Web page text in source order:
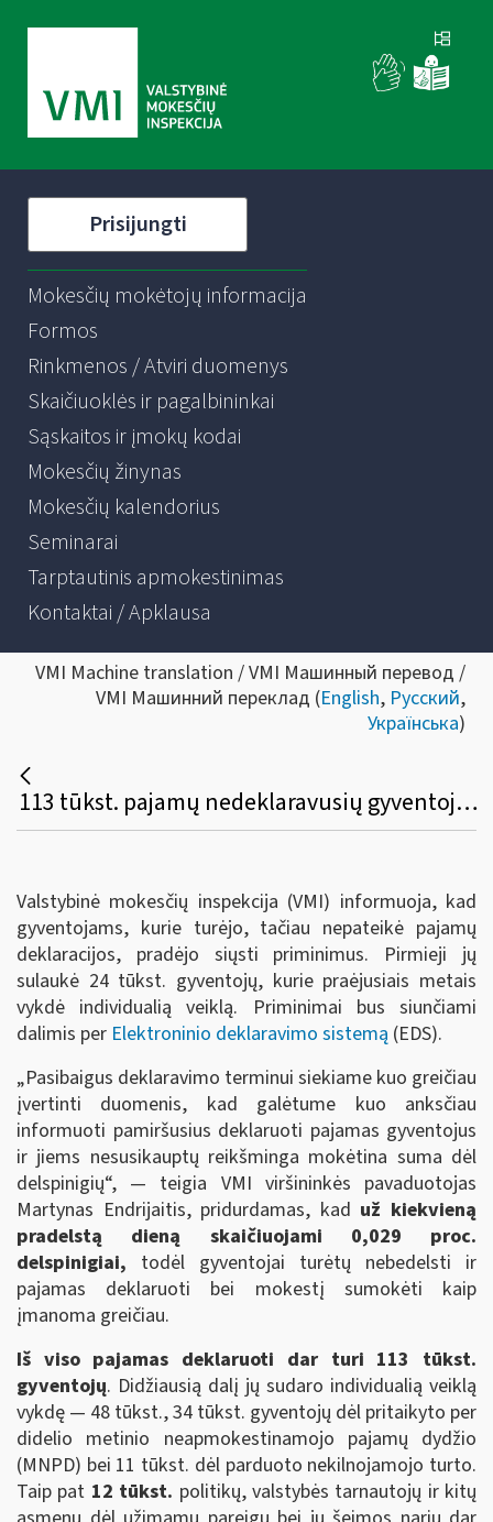
Prisijungti
Mokesčių mokėtojų informacija
Formos
Rinkmenos / Atviri duomenys
Skaičiuoklės ir pagalbininkai
Sąskaitos ir įmokų kodai
Mokesčių žinynas
Mokesčių kalendorius
Seminarai
Tarptautinis apmokestinimas
Kontaktai / Apklausa
VMI Machine translation / VMI Машинный перевод /
VMI Машинний переклад (English, Русский,
Українська)
113 tūkst. pajamų nedeklaravusių gyventojų — VMI priminimai per EDS
Valstybinė mokesčių inspekcija (VMI) informuoja, kad
gyventojams, kurie turėjo, tačiau nepateikė pajamų
deklaracijos, pradėjo siųsti priminimus. Pirmieji jų
sulaukė 24 tūkst. gyventojų, kurie praėjusiais metais
vykdė individualią veiklą. Priminimai bus siunčiami
dalimis per Elektroninio deklaravimo sistemą (EDS).
„Pasibaigus deklaravimo terminui siekiame kuo greičiau
įvertinti duomenis, kad galėtume kuo anksčiau
informuoti pamiršusius deklaruoti pajamas gyventojus
ir jiems nesusikauptų reikšminga mokėtina suma dėl
delspinigių“, — teigia VMI viršininkės pavaduotojas
Martynas Endrijaitis, pridurdamas, kad už kiekvieną
pradelstą dieną skaičiuojami 0,029 proc.
delspinigiai, todėl gyventojai turėtų nebedelsti ir
pajamas deklaruoti bei mokestį sumokėti kaip
įmanoma greičiau.
Iš viso pajamas deklaruoti dar turi 113 tūkst.
gyventojų. Didžiausią dalį jų sudaro individualią veiklą
vykdę — 48 tūkst., 34 tūkst. gyventojų dėl pritaikyto per
didelio metinio neapmokestinamojo pajamų dydžio
(MNPD) bei 11 tūkst. dėl parduoto nekilnojamojo turto.
Taip pat 12 tūkst. politikų, valstybės tarnautojų ir kitų